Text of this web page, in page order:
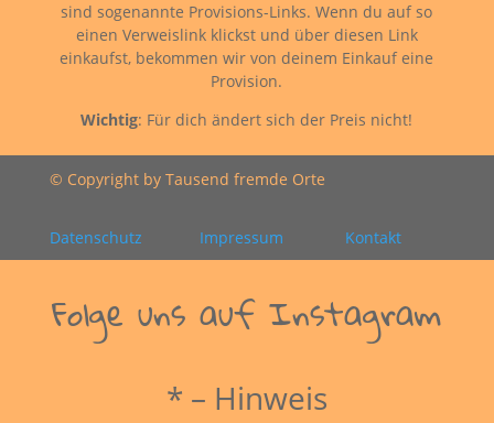
sind sogenannte Provisions-Links. Wenn du auf so
einen Verweislink klickst und über diesen Link
einkaufst, bekommen wir von deinem Einkauf eine
Provision.
Wichtig: Für dich ändert sich der Preis nicht!
© Copyright by Tausend fremde Orte
Datenschutz Impressum Kontakt
Folge uns auf Instagram
* – Hinweis